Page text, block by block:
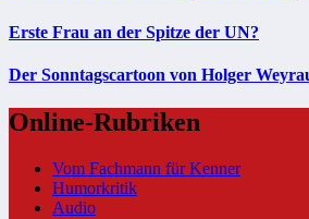
Erste Frau an der Spitze der UN?
Der Sonntagscartoon von Holger
Online-Rubriken
Vom Fachmann für Kenner
Humorkritik
Audio